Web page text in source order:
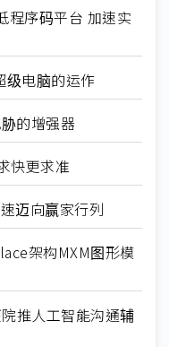
序码平台 加速实
级电脑的运作
的增强器
快更求准
迈向赢家行列
架构MXM图形模
推人工智能沟通辅